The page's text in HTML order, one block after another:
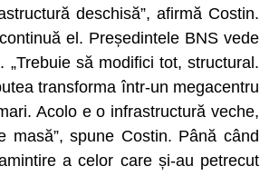
deschisă”, afirmă Costin.
el. Președintele BNS vede
să modifici tot, structural.
transforma într-un megacentru
Acolo e o infrastructură veche,
spune Costin. Până când
a celor care și-au petrecut